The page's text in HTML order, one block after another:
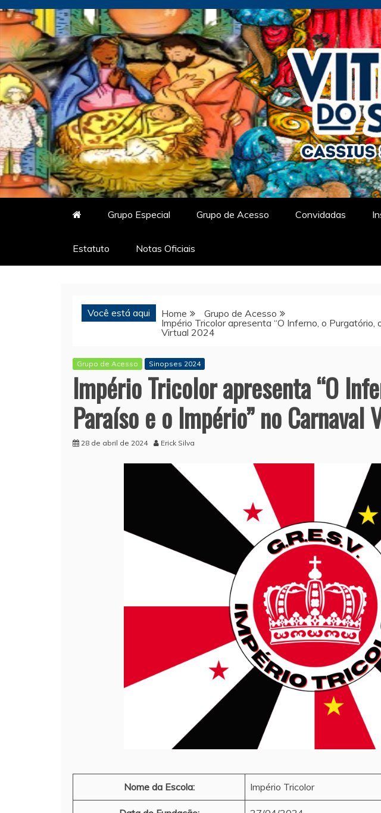
Skip
to
content
Vitrine do Samba
O Portal de Notícias do Carnaval Virtual
Grupo Especial Grupo de Acesso Convidadas
Estatuto Notas Oficiais
Você está aqui Home
Grupo de Acesso
Império Tricolor apresenta “O Inferno, o Purgatório,
Virtual 2024
Grupo de Acesso Sinopses 2024
Império Tricolor apresenta “O
Paraíso e o Império” no
28 de abril de 2024 Erick Silva
Nome da Escola: Império Tricolor